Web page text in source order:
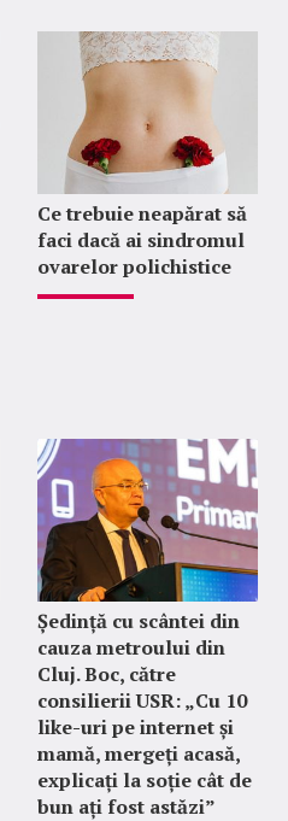
Ce trebuie neapărat să
faci dacă ai sindromul
ovarelor polichistice
Ședință cu scântei din
cauza metroului din
Cluj. Boc, către
consilierii USR: „Cu 10
like-uri pe internet și
mamă, mergeți acasă,
explicați la soție cât de
bun ați fost astăzi”